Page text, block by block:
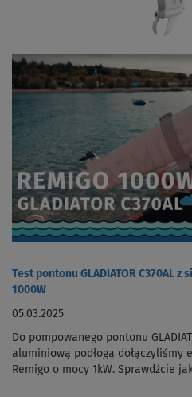
Test pontonu GLADIATOR C370AL
1000W
05.03.2025
Do pompowanego pontonu
aluminiową podłogą dołączyliśmy
Remigo o mocy 1kW. Sprawdźcie